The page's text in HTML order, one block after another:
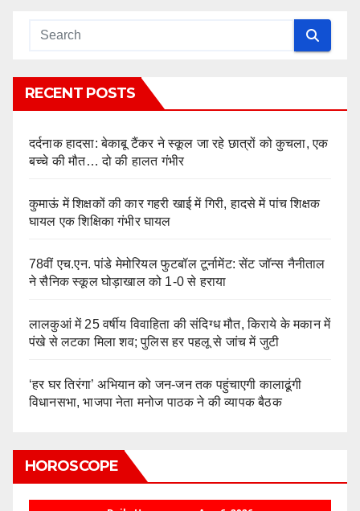
RECENT POSTS
दर्दनाक हादसा: बेकाबू टैंकर ने स्कूल जा रहे छात्रों को कुचला, एक
बच्चे की मौत… दो की हालत गंभीर
कुमाऊं में शिक्षकों की कार गहरी खाई में गिरी, हादसे में पांच शिक्षक
घायल एक शिक्षिका गंभीर घायल
78वीं एच.एन. पांडे मेमोरियल फुटबॉल टूर्नामेंट: सेंट जॉन्स नैनीताल
ने सैनिक स्कूल घोड़ाखाल को 1-0 से हराया
लालकुआं में 25 वर्षीय विवाहिता की संदिग्ध मौत, किराये के मकान में
पंखे से लटका मिला शव; पुलिस हर पहलू से जांच में जुटी
‘हर घर तिरंगा’ अभियान को जन-जन तक पहुंचाएगी कालाढूंगी
विधानसभा, भाजपा नेता मनोज पाठक ने की व्यापक बैठक
HOROSCOPE